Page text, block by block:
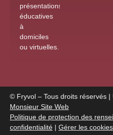
présentations
éducatives
à
domiciles
ou virtuelles
© Fryvol – Tous droits réservés
Monsieur Site Web
Politique de protection des
confidentialité | Gérer les cookies